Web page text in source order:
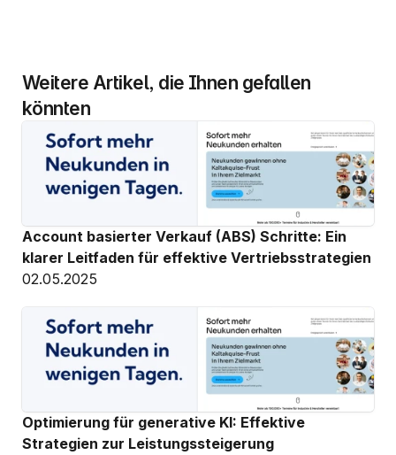
Weitere Artikel, die Ihnen gefallen
könnten
Account basierter Verkauf (ABS) Schritte: Ein
klarer Leitfaden für effektive Vertriebsstrategien
02.05.2025
Optimierung für generative KI: Effektive
Strategien zur Leistungssteigerung